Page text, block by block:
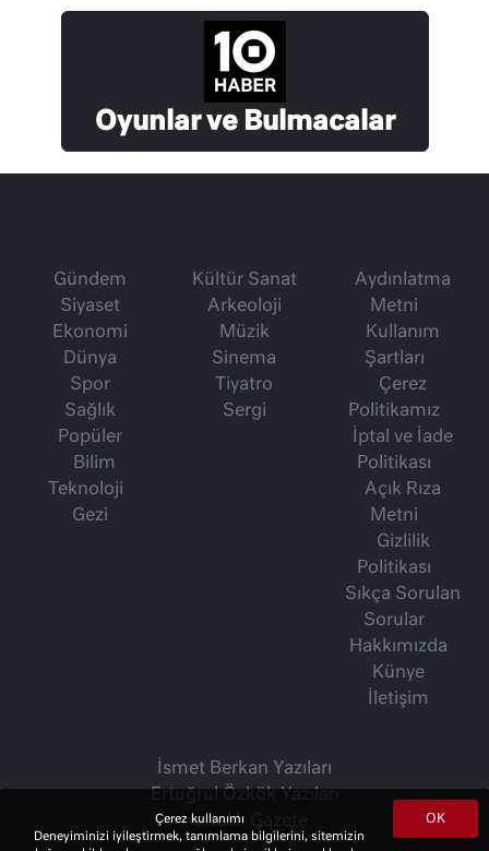
Oyunlar ve Bulmacalar
Gündem
Siyaset
Ekonomi
Dünya
Spor
Sağlık
Popüler
Bilim
Teknoloji
Gezi
Kültür Sanat
Arkeoloji
Müzik
Sinema
Tiyatro
Sergi
Aydınlatma
Metni
Kullanım
Şartları
Çerez
Politikamız
İptal ve İade
Politikası
Açık Rıza
Metni
Gizlilik
Politikası
Sıkça Sorulan
Sorular
Hakkımızda
Künye
İletişim
İsmet Berkan Yazıları
Ertuğrul Özkök Yazıları
Haftalık Gazete
OK
Çerez kullanımı
Deneyiminizi iyileştirmek, tanımlama bilgilerini, sitemizin